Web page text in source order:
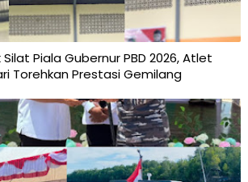
Piala Gubernur PBD 2026, Atlet
Torehkan Prestasi Gemilang